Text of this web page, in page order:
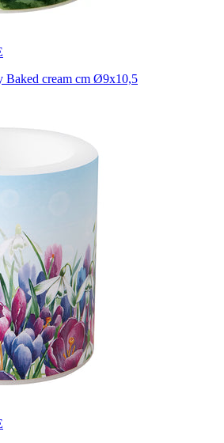
Baked cream cm Ø9x10,5